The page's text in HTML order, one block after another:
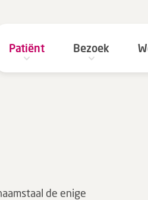
Patiënt Bezoek
de enige